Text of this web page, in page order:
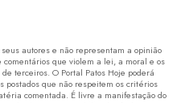
autores e não representam a opinião
comentários que violem a lei, a moral e os
terceiros. O Portal Patos Hoje poderá
postados que não respeitem os critérios
comentada. É livre a manifestação do